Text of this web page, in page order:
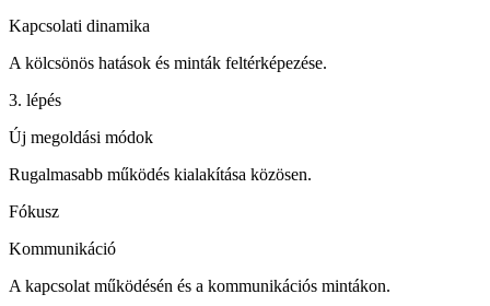
Kapcsolati dinamika
A kölcsönös hatások és minták feltérképezése.
3. lépés
Új megoldási módok
Rugalmasabb működés kialakítása közösen.
Fókusz
Kommunikáció
A kapcsolat működésén és a kommunikációs mintákon.